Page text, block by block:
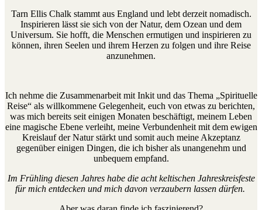
Tarn Ellis Chalk stammt aus England und lebt derzeit nomadisch.
Inspirieren lässt sie sich von der Natur, dem Ozean und dem
Universum. Sie hofft, die Menschen ermutigen und inspirieren zu
können, ihren Seelen und ihrem Herzen zu folgen und ihre Reise
anzunehmen.
Ich nehme die Zusammenarbeit mit Inkit und das Thema „Spirituelle
Reise“ als willkommene Gelegenheit, euch von etwas zu berichten,
was mich bereits seit einigen Monaten beschäftigt, meinem Leben
eine magische Ebene verleiht, meine Verbundenheit mit dem ewigen
Kreislauf der Natur stärkt und somit auch meine Akzeptanz
gegenüber einigen Dingen, die ich bisher als unangenehm und
unbequem empfand.
Im Frühling diesen Jahres habe die acht keltischen Jahreskreisfeste
für mich entdecken und mich davon verzaubern lassen dürfen.